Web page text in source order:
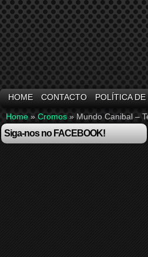
HOME CONTACTO POLÍTICA
Home » Cromos » Mundo Canibal –
Siga-nos no FACEBOOK!